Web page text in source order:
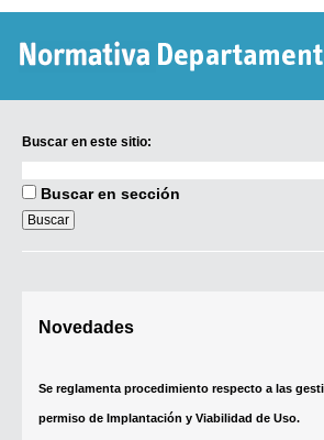
Buscar en este sitio:
en
sitio:
Buscar en sección
Novedades
Se reglamenta procedimiento respecto a las
permiso de Implantación y Viabilidad de Uso.